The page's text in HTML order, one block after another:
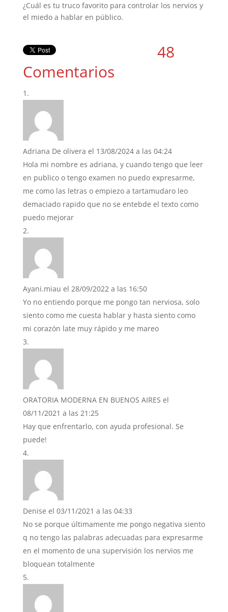
¿Cuál es tu truco favorito para controlar los nervios y
el miedo a hablar en público.
48
Comentarios
Adriana De olivera el 13/08/2024 a las 04:24
Hola mi nombre es adriana, y cuando tengo que leer
en publico o tengo examen no puedo expresarme,
me como las letras o empiezo a tartamudaro leo
demaciado rapido que no se entebde el texto como
puedo mejorar
Ayani.miau el 28/09/2022 a las 16:50
Yo no entiendo porque me pongo tan nerviosa, solo
siento como me cuesta hablar y hasta siento como
mi corazón late muy rápido y me mareo
ORATORIA MODERNA EN BUENOS AIRES el
08/11/2021 a las 21:25
Hay que enfrentarlo, con ayuda profesional. Se
puede!
Denise el 03/11/2021 a las 04:33
No se porque últimamente me pongo negativa siento
q no tengo las palabras adecuadas para expresarme
en el momento de una supervisión los nervios me
bloquean totalmente